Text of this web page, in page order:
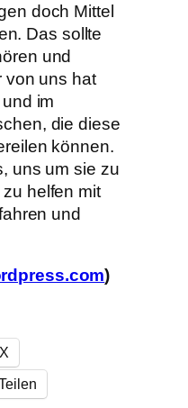
doch Mittel
Das sollte
und
von uns hat
im
die diese
können.
uns um sie zu
helfen mit
und
)
X